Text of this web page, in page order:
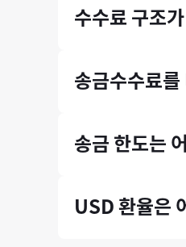
에서도 모인의 송금
수수료 구조
송금수수료
* 송금수수료는 송금
송금 한도는
USD 환율은